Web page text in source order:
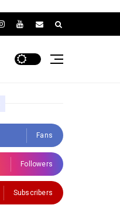
Fans
Followers
Subscribers